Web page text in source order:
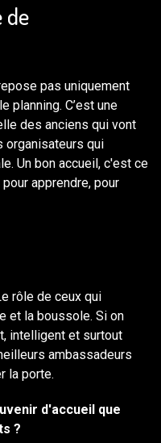
de
pas uniquement
planning. C’est une
des anciens qui vont
organisateurs qui
Un bon accueil, c'est ce
apprendre, pour
rôle de ceux qui
et la boussole. Si on
intelligent et surtout
ambassadeurs
la porte.
d'accueil que
?